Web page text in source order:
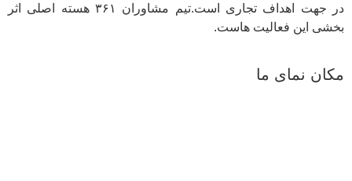
در جهت اهداف تجاری است.تیم مشاوران ۳۶۱ هسته اصلی اثر
بخشی این فعالیت هاست.
مکان نمای ما